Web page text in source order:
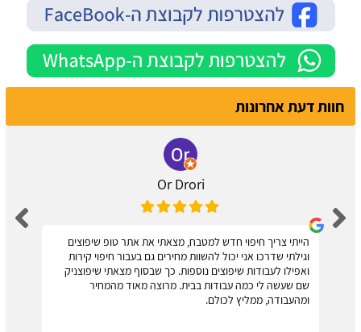
חוות דעת אחרונות
Or Drori
הייתי צריך חיפוי חדש למטבח, מצאתי את אתר טופ שיפוצים
וגילתי שדרכו אני יכול להשוות מחירים גם בעבור חיפוי קירות
ואפילו לעבודות שיפוצים נוספות. כך שבסוף מצאתי שיפוצניק
שם שעשה לי כמה עבודות בבית. מרוצה מאוד מהמחיר
ומהעבודה, ממליץ לכולם.